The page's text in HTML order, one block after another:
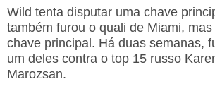
Wild tenta disputar uma chave
também furou o quali de Miami,
chave principal. Há duas semanas,
um deles contra o top 15 russo
Marozsan.